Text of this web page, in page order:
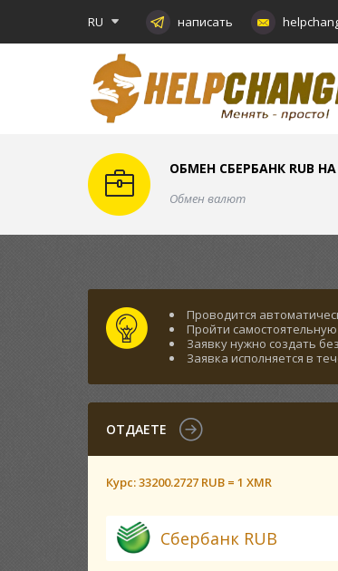
RU написать
ОБМЕН СБЕРБАНК RUB НА
Обмен валют
Проводится
Пройти самостоятельную
Заявку нужно создать
Заявка исполняется в
ОТДАЕТЕ
Курс:33200.2727 RUB = 1 XMR
Сбербанк RUB